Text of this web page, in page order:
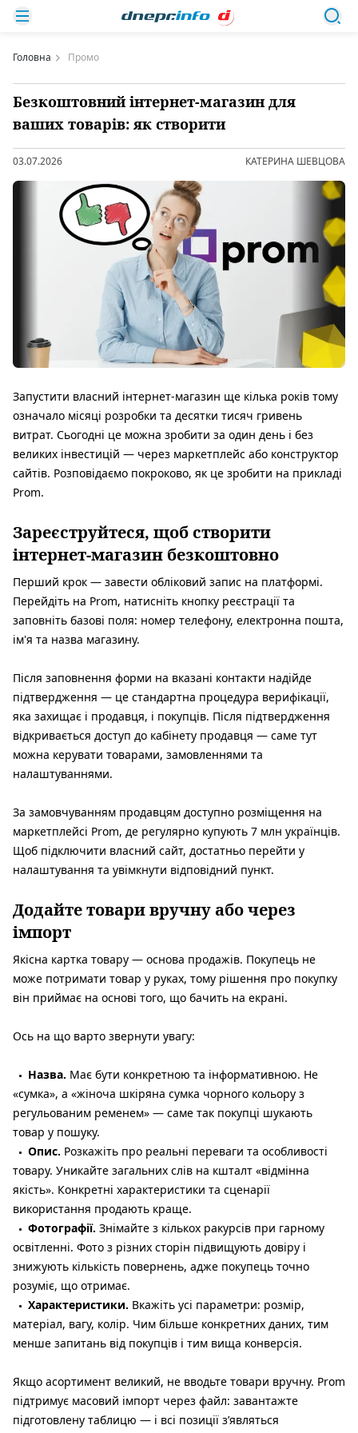
Головна Промо
Безкоштовний інтернет-магазин для
ваших товарів: як створити
03.07.2026 КАТЕРИНА ШЕВЦОВА
Запустити власний інтернет-магазин ще кілька років тому
означало місяці розробки та десятки тисяч гривень
витрат. Сьогодні це можна зробити за один день і без
великих інвестицій — через маркетплейс або конструктор
сайтів. Розповідаємо покроково, як це зробити на прикладі
Prom.
Зареєструйтеся, щоб створити
інтернет-магазин безкоштовно
Перший крок — завести обліковий запис на платформі.
Перейдіть на Prom, натисніть кнопку реєстрації та
заповніть базові поля: номер телефону, електронна пошта,
ім'я та назва магазину.
Після заповнення форми на вказані контакти надійде
підтвердження — це стандартна процедура верифікації,
яка захищає і продавця, і покупців. Після підтвердження
відкривається доступ до кабінету продавця — саме тут
можна керувати товарами, замовленнями та
налаштуваннями.
За замовчуванням продавцям доступно розміщення на
маркетплейсі Prom, де регулярно купують 7 млн українців.
Щоб підключити власний сайт, достатньо перейти у
налаштування та увімкнути відповідний пункт.
Додайте товари вручну або через
імпорт
Якісна картка товару — основа продажів. Покупець не
може потримати товар у руках, тому рішення про покупку
він приймає на основі того, що бачить на екрані.
Ось на що варто звернути увагу:
Назва. Має бути конкретною та інформативною. Не
«сумка», а «жіноча шкіряна сумка чорного кольору з
регульованим ременем» — саме так покупці шукають
товар у пошуку.
Опис. Розкажіть про реальні переваги та особливості
товару. Уникайте загальних слів на кшталт «відмінна
якість». Конкретні характеристики та сценарії
використання продають краще.
Фотографії. Знімайте з кількох ракурсів при гарному
освітленні. Фото з різних сторін підвищують довіру і
знижують кількість повернень, адже покупець точно
розуміє, що отримає.
Характеристики. Вкажіть усі параметри: розмір,
матеріал, вагу, колір. Чим більше конкретних даних, тим
менше запитань від покупців і тим вища конверсія.
Якщо асортимент великий, не вводьте товари вручну. Prom
підтримує масовий імпорт через файл: завантажте
підготовлену таблицю — і всі позиції з’являться